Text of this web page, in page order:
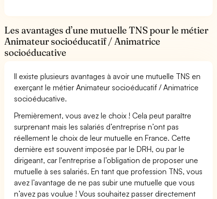
Les avantages d’une mutuelle TNS pour le métier
Animateur socioéducatif / Animatrice
socioéducative
Il existe plusieurs avantages à avoir une mutuelle TNS en
exerçant le métier Animateur socioéducatif / Animatrice
socioéducative.
Premièrement, vous avez le choix ! Cela peut paraître
surprenant mais les salariés d’entreprise n’ont pas
réellement le choix de leur mutuelle en France. Cette
dernière est souvent imposée par le DRH, ou par le
dirigeant, car l'entreprise a l’obligation de proposer une
mutuelle à ses salariés. En tant que profession TNS, vous
avez l’avantage de ne pas subir une mutuelle que vous
n’avez pas voulue ! Vous souhaitez passer directement